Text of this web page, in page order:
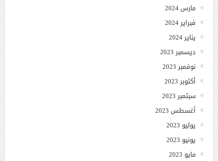
مارس 2024
فبراير 2024
يناير 2024
ديسمبر 2023
نوفمبر 2023
أكتوبر 2023
سبتمبر 2023
أغسطس 2023
يوليو 2023
يونيو 2023
مايو 2023